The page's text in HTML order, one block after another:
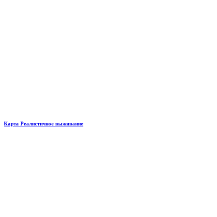
Карта Реалистичное выживание